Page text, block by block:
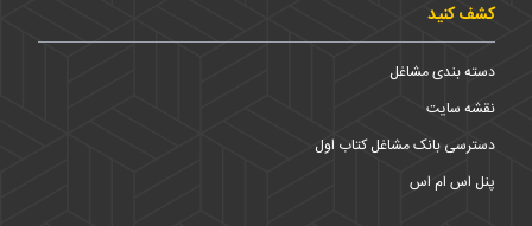
کشف کنید
دسته بندی مشاغل
نقشه سایت
دسترسی بانک مشاغل کتاب اول
پنل اس ام اس